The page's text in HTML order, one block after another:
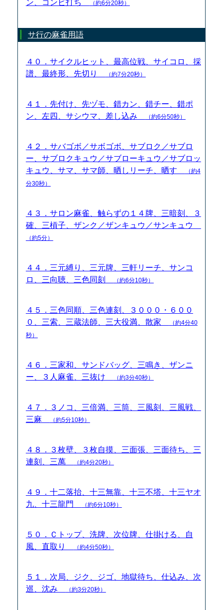
ン、コンビ打ち
（約6分20秒）
サ行の麻雀用語
４０．サイクルヒット、最高位戦、サイコロ、採
譜、最終形、先切り
（約7分20秒）
４１．先付け、先ヅモ、錯カン、錯チー、錯ポ
ン、左四、サシウマ、差し込み
（約6分50秒）
４２．サバゴボ／サボゴボ、サブロク／サブロ
ー、サブロクキュウ／サブローキュウ／サブロッ
キュウ、サマ、サマ師、晒しリーチ、晒す
（約4
分30秒）
４３．サロン麻雀、触らずの１４牌、三暗刻、３
確、三槓子、ザンク／ザンキュウ／サンキュウ
（約5分）
４４．三元縛り、三元牌、三軒リーチ、サンコ
ロ、三向聴、三色同刻
（約6分10秒）
４５．三色同順、三色連刻、３０００・６００
０、三索、三蔵法師、三大役満、散家
（約4分40
秒）
４６．三家和、サンドバッグ、三鳴き、ザンニ
ー、３人麻雀、三抜け
（約3分40秒）
４７．３ノコ、三倍満、三筒、三風刻、三風戦、
三麻
（約5分10秒）
４８．３枚壁、３枚自摸、三面張、三面待ち、三
連刻、三萬
（約4分20秒）
４９．十二落抬、十三無靠、十三不塔、十三ヤオ
九、十三龍門
（約6分10秒）
５０．Ｃトップ、洗牌、次位牌、仕掛ける、自
風、直取り
（約4分50秒）
５１．次局、ジク、ジゴ、地獄待ち、仕込み、次
巡、沈み
（約3分20秒）